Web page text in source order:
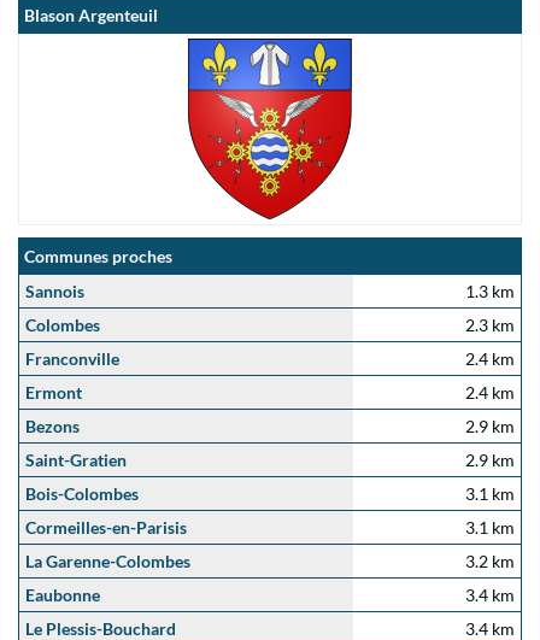
Blason Argenteuil
Communes proches
Sannois
1.3 km
Colombes
2.3 km
Franconville
2.4 km
Ermont
2.4 km
Bezons
2.9 km
Saint-Gratien
2.9 km
Bois-Colombes
3.1 km
Cormeilles-en-Parisis
3.1 km
La Garenne-Colombes
3.2 km
Eaubonne
3.4 km
Le Plessis-Bouchard
3.4 km